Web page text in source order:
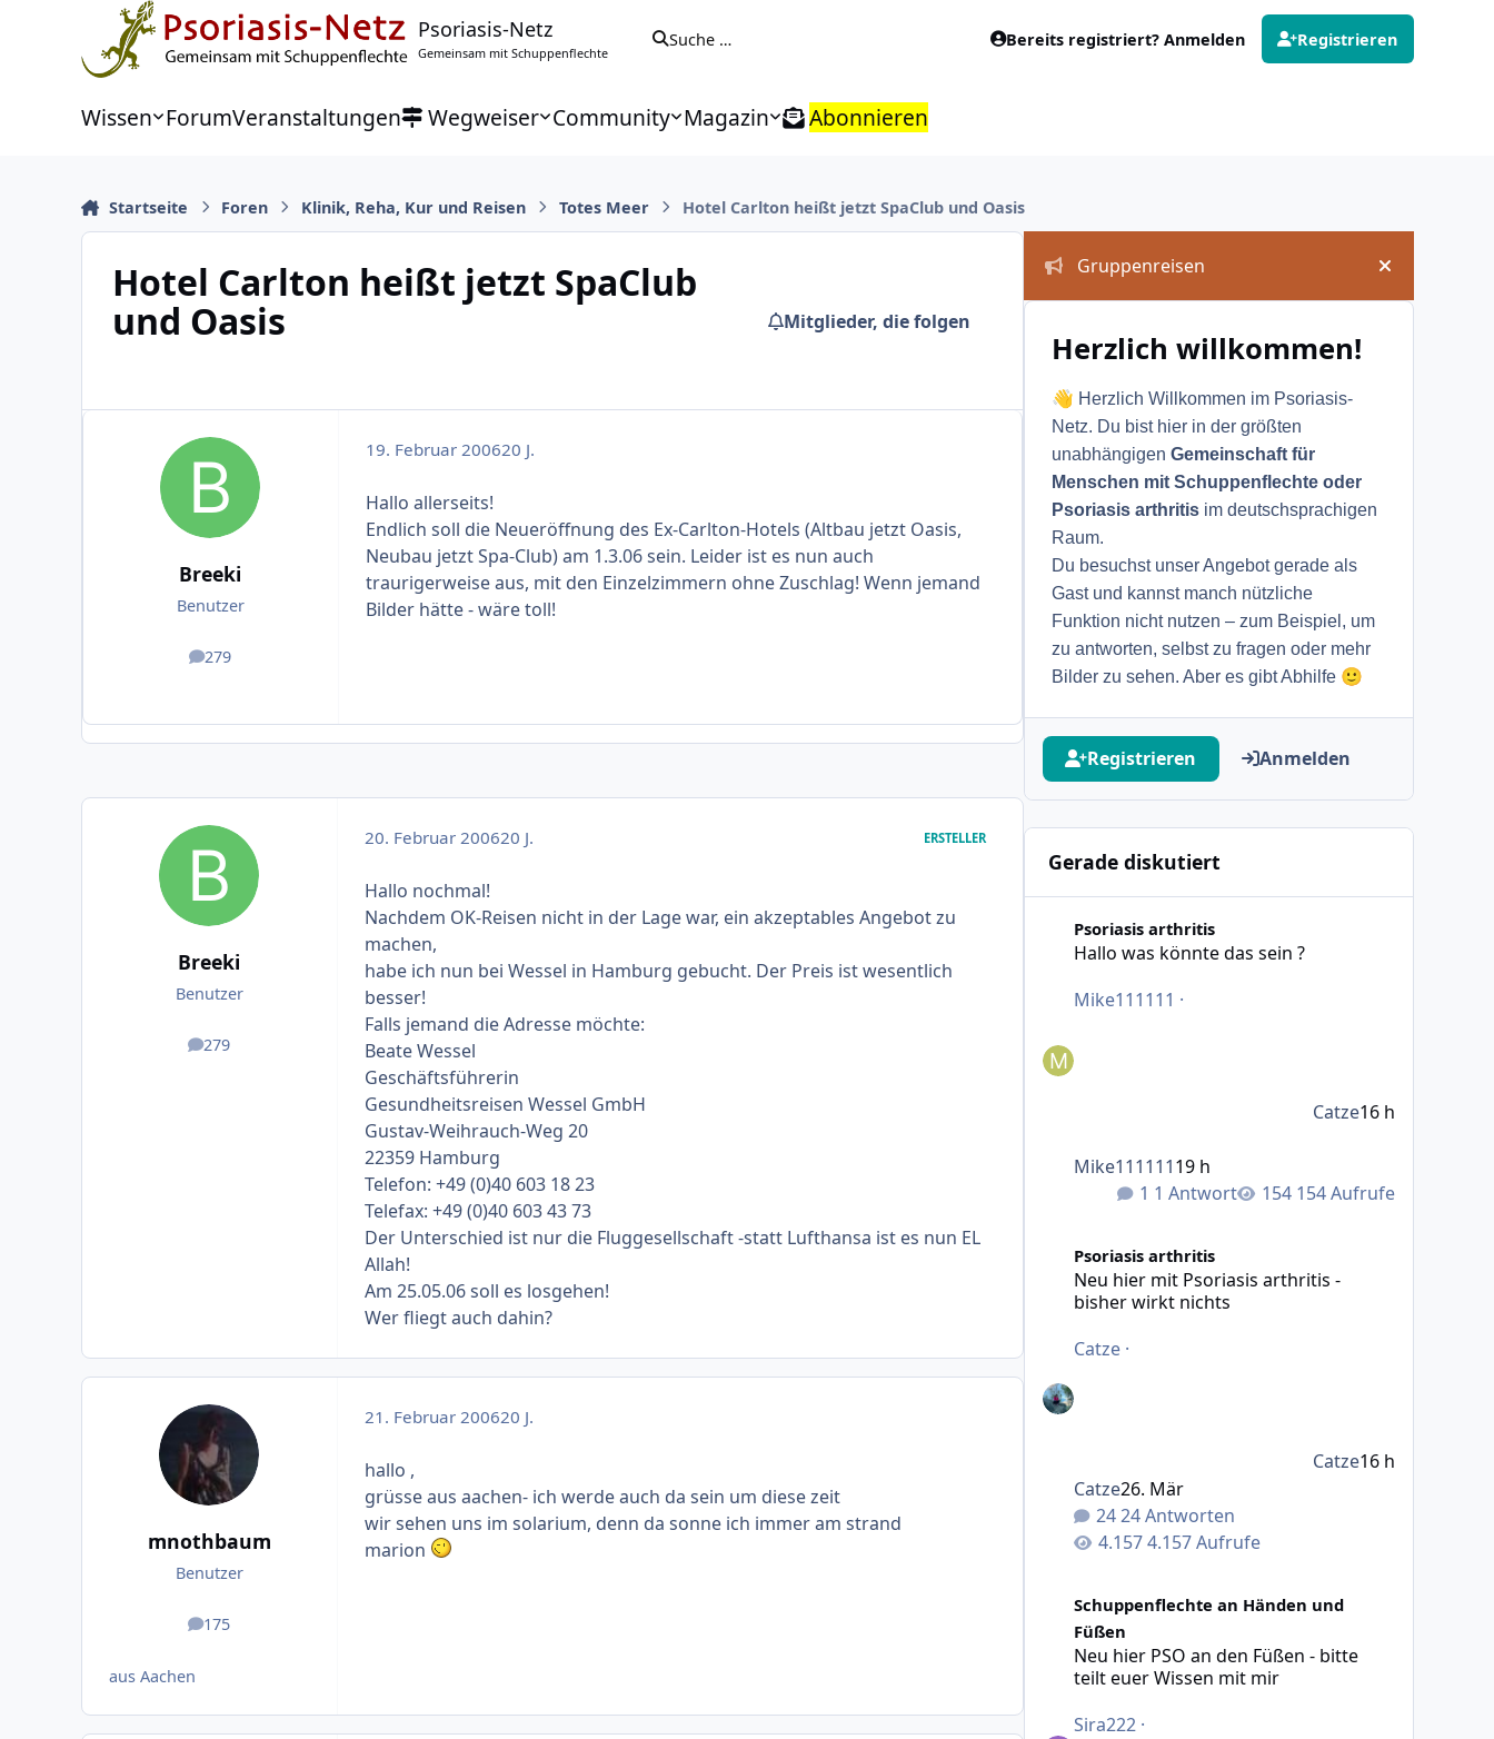
Zu Inhalt springen
Psoriasis-Netz
Gemeinsam mit Schuppenflechte
Suche … Bereits registriert? Anmelden Registrieren
Wissen ForumVeranstaltungen Wegweiser Community Magazin Abonnieren
Startseite Foren Klinik, Reha, Kur und Reisen Totes Meer Hotel Carlton heißt jetzt SpaClub und Oasis
Hotel Carlton heißt jetzt SpaClub
und Oasis
Mitglieder, die folgen
Breeki
Benutzer
279
Beiträge
19. Februar 200620 J.
Hallo allerseits!
Endlich soll die Neueröffnung des Ex-Carlton-Hotels (Altbau jetzt Oasis,
Neubau jetzt Spa-Club) am 1.3.06 sein. Leider ist es nun auch
traurigerweise aus, mit den Einzelzimmern ohne Zuschlag! Wenn jemand
Bilder hätte - wäre toll!
Breeki
Benutzer
279
Beiträge
20. Februar 200620 J. ERSTELLER
Hallo nochmal!
Nachdem OK-Reisen nicht in der Lage war, ein akzeptables Angebot zu
machen,
habe ich nun bei Wessel in Hamburg gebucht. Der Preis ist wesentlich
besser!
Falls jemand die Adresse möchte:
Beate Wessel
Geschäftsführerin
Gesundheitsreisen Wessel GmbH
Gustav-Weihrauch-Weg 20
22359 Hamburg
Telefon: +49 (0)40 603 18 23
Telefax: +49 (0)40 603 43 73
Der Unterschied ist nur die Fluggesellschaft -statt Lufthansa ist es nun EL
Allah!
Am 25.05.06 soll es losgehen!
Wer fliegt auch dahin?
mnothbaum
Benutzer
175
Beiträge
aus Aachen
21. Februar 200620 J.
hallo ,
grüsse aus aachen- ich werde auch da sein um diese zeit
wir sehen uns im solarium, denn da sonne ich immer am strand
marion
Ankündigungen
Gruppenreisen
Herzlich willkommen!
👋 Herzlich Willkommen im Psoriasis-
Netz. Du bist hier in der größten
unabhängigenGemeinschaft für
Menschen mit Schuppenflechte oder
Psoriasis arthritis im deutschsprachigen
Raum.
Du besuchst unser Angebot gerade als
Gast und kannst manch nützliche
Funktion nicht nutzen – zum Beispiel, um
zu antworten, selbst zu fragen oder mehr
Bilder zu sehen. Aber es gibt Abhilfe 🙂
Registrieren Anmelden
Gerade diskutiert
Psoriasis arthritis
Hallo was könnte das sein ?
Mike111111 ·
1 Antwort 154 Aufrufe
Mike11111119 h
Catze16 h
Psoriasis arthritis
Neu hier mit Psoriasis arthritis -
bisher wirkt nichts
Catze ·
24 Antworten
4.157 Aufrufe
Catze26. Mär
Catze16 h
Schuppenflechte an Händen und
Füßen
Neu hier PSO an den Füßen - bitte
teilt euer Wissen mit mir
Sira222 ·